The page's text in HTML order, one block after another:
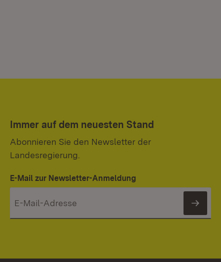
Immer auf dem neuesten Stand
Abonnieren Sie den Newsletter der
Landesregierung.
E-Mail zur Newsletter-Anmeldung